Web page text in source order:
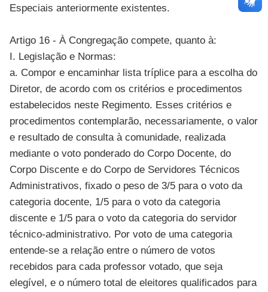
Especiais anteriormente existentes.
Artigo 16 - À Congregação compete, quanto à:
I. Legislação e Normas:
a. Compor e encaminhar lista tríplice para a escolha do
Diretor, de acordo com os critérios e procedimentos
estabelecidos neste Regimento. Esses critérios e
procedimentos contemplarão, necessariamente, o valor
e resultado de consulta à comunidade, realizada
mediante o voto ponderado do Corpo Docente, do
Corpo Discente e do Corpo de Servidores Técnicos
Administrativos, fixado o peso de 3/5 para o voto da
categoria docente, 1/5 para o voto da categoria
discente e 1/5 para o voto da categoria do servidor
técnico-administrativo. Por voto de uma categoria
entende-se a relação entre o número de votos
recebidos para cada professor votado, que seja
elegível, e o número total de eleitores qualificados para